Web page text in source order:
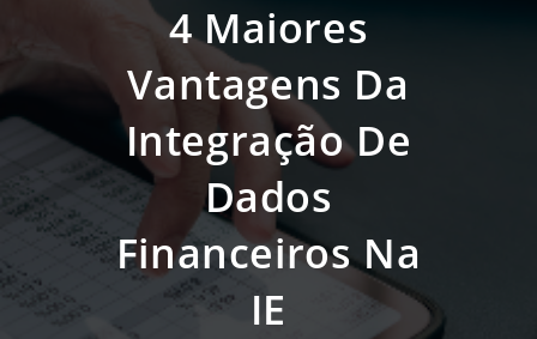
4 Maiores
Vantagens Da
Integração De
Dados
Financeiros Na
IE